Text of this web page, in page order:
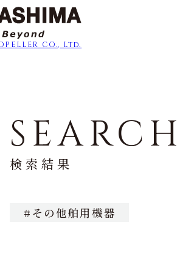
CO., Ltd.
SEARCH
検索結果
#その他舶用機器